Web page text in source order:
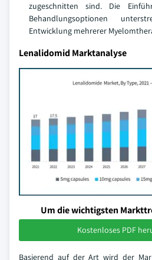
zugeschnitten sind. Die
Behandlungsoptionen
Entwicklung mehrerer
Lenalidomid Marktanalyse
Um die wichtigsten
Kostenloses PDF
Basierend auf der Art wird der